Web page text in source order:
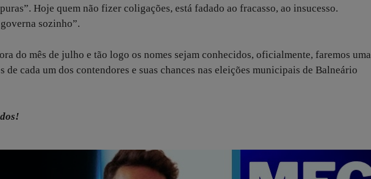
Hoje quem não fizer coligações, está fadado ao fracasso, ao insucesso.
sozinho”.
do mês de julho e tão logo os nomes sejam conhecidos, oficialmente, faremos uma
de cada um dos contendores e suas chances nas eleições municipais de Balneário